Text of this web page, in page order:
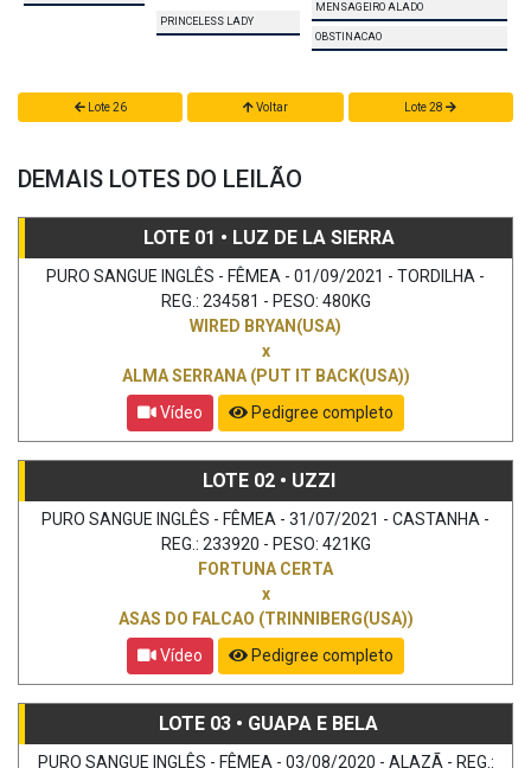
PRINCELESS LADY
MENSAGEIRO ALADO
OBSTINACAO
Lote 26 Voltar Lote 28
DEMAIS LOTES DO LEILÃO
LOTE 01 • LUZ DE LA SIERRA
PURO SANGUE INGLÊS - FÊMEA - 01/09/2021 - TORDILHA -
REG.: 234581 - PESO: 480KG
WIRED BRYAN(USA)
x
ALMA SERRANA (PUT IT BACK(USA))
Vídeo
Pedigree completo
LOTE 02 • UZZI
PURO SANGUE INGLÊS - FÊMEA - 31/07/2021 - CASTANHA -
REG.: 233920 - PESO: 421KG
FORTUNA CERTA
x
ASAS DO FALCAO (TRINNIBERG(USA))
Vídeo
Pedigree completo
LOTE 03 • GUAPA E BELA
PURO SANGUE INGLÊS - FÊMEA - 03/08/2020 - ALAZÃ - REG.: